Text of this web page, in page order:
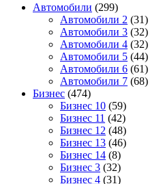
Автомобили (299)
Автомобили 2 (31)
Автомобили 3 (32)
Автомобили 4 (32)
Автомобили 5 (44)
Автомобили 6 (61)
Автомобили 7 (68)
Бизнес (474)
Бизнес 10 (59)
Бизнес 11 (42)
Бизнес 12 (48)
Бизнес 13 (46)
Бизнес 14 (8)
Бизнес 3 (32)
Бизнес 4 (31)